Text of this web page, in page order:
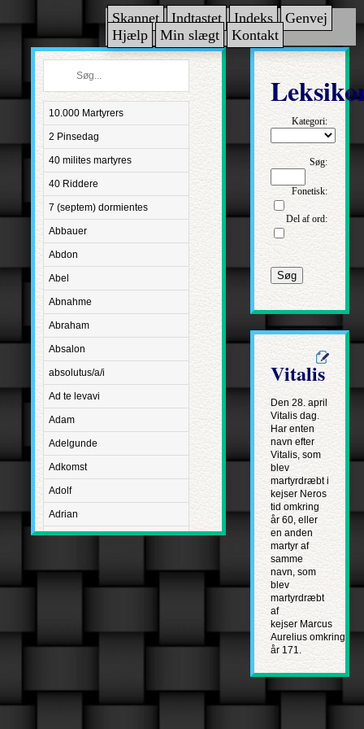
Skannet Indtastet Indeks
Genvej
Hjælp
Min slægt Kontakt
10.000 Martyrers
2 Pinsedag
40 milites martyres
40 Riddere
7 (septem) dormientes
Abbauer
Abdon
Abel
Abnahme
Abraham
Absalon
absolutus/a/i
Ad te levavi
Adam
Adelgunde
Adkomst
Adolf
Adrian
Advent
Aetatis suae
Agapetus
Kategori:
Søg:
Fonetisk:
Del af ord:
Søg
Vitalis
Den 28. april
Vitalis dag.
Har enten
navn efter
Vitalis, som
blev
martyrdræbt i
kejser Neros
tid omkring
år 60, eller
en anden
martyr af
samme
navn, som
blev
martyrdræbt
af
kejser Marcus
Aurelius omkring
år 171.